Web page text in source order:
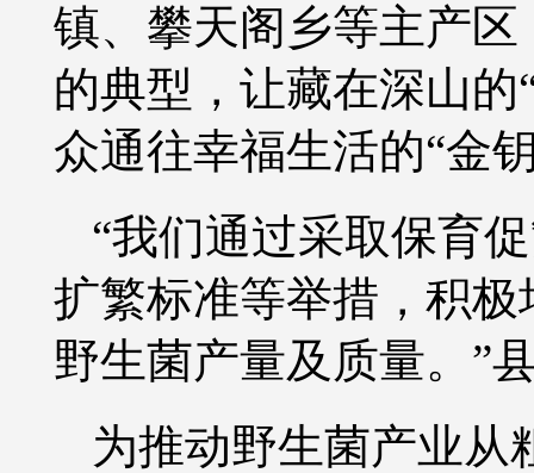
镇、攀天阁乡等主产
的典型，让藏在深山
众通往幸福生活的“金
“我们通过采取保育
扩繁标准等举措，积
野生菌产量及质量。”
为推动野生菌产业从